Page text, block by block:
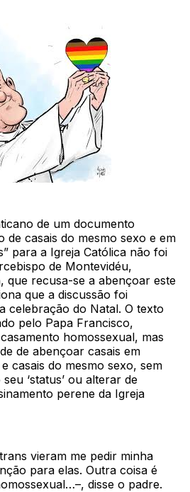
de um documento
de casais do mesmo sexo e em
para a Igreja Católica não foi
de Montevidéu,
que recusa-se a abençoar este
que a discussão foi
celebração do Natal. O texto
pelo Papa Francisco,
homossexual, mas
de abençoar casais em
casais do mesmo sexo, sem
‘status’ ou alterar de
perene da Igreja
vieram me pedir minha
para elas. Outra coisa é
disse o padre.